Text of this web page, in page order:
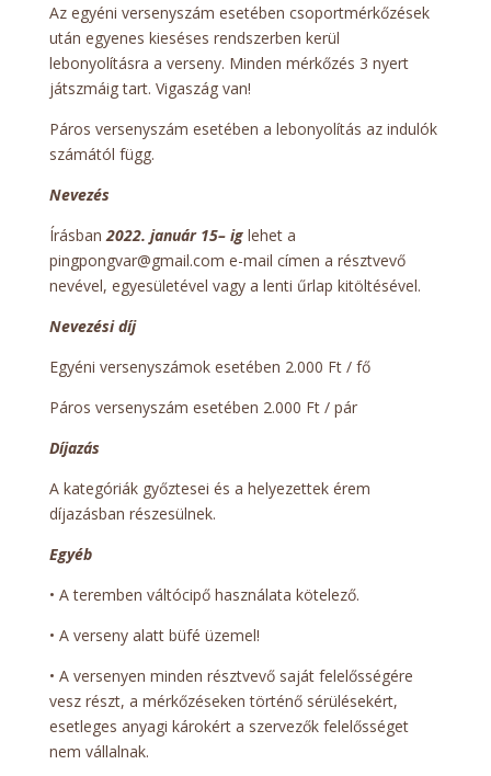
Az egyéni versenyszám esetében csoportmérkőzések
után egyenes kieséses rendszerben kerül
lebonyolításra a verseny. Minden mérkőzés 3 nyert
játszmáig tart. Vigaszág van!
Páros versenyszám esetében a lebonyolítás az indulók
számától függ.
Nevezés
Írásban 2022. január 15– iglehet a
pingpongvar@gmail.com e-mail címen a résztvevő
nevével, egyesületével vagy a lenti űrlap kitöltésével.
Nevezési díj
Egyéni versenyszámok esetében 2.000 Ft / fő
Páros versenyszám esetében 2.000 Ft / pár
Díjazás
A kategóriák győztesei és a helyezettek érem
díjazásban részesülnek.
Egyéb
• A teremben váltócipő használata kötelező.
• A verseny alatt büfé üzemel!
• A versenyen minden résztvevő saját felelősségére
vesz részt, a mérkőzéseken történő sérülésekért,
esetleges anyagi károkért a szervezők felelősséget
nem vállalnak.